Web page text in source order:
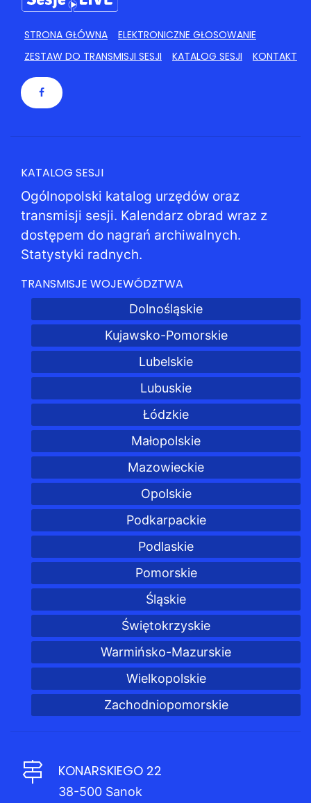
STRONA GŁÓWNA
ELEKTRONICZNE GŁOSOWANIE
ZESTAW DO TRANSMISJI SESJI
KATALOG SESJI KONTAKT
KATALOG SESJI
Ogólnopolski katalog urzędów oraz
transmisji sesji. Kalendarz obrad wraz z
dostępem do nagrań archiwalnych.
Statystyki radnych.
TRANSMISJE WOJEWÓDZTWA
Dolnośląskie
Kujawsko-Pomorskie
Lubelskie
Lubuskie
Łódzkie
Małopolskie
Mazowieckie
Opolskie
Podkarpackie
Podlaskie
Pomorskie
Śląskie
Świętokrzyskie
Warmińsko-Mazurskie
Wielkopolskie
Zachodniopomorskie
KONARSKIEGO 22
38-500 Sanok